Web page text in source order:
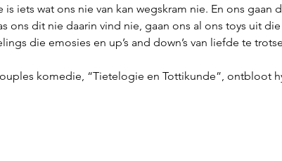
iets wat ons nie van kan wegskram nie. En ons gaan
ons dit nie daarin vind nie, gaan ons al ons toys uit
die emosies en up’s and down’s van liefde te
komedie, “Tietelogie en Tottikunde”, ontbloot